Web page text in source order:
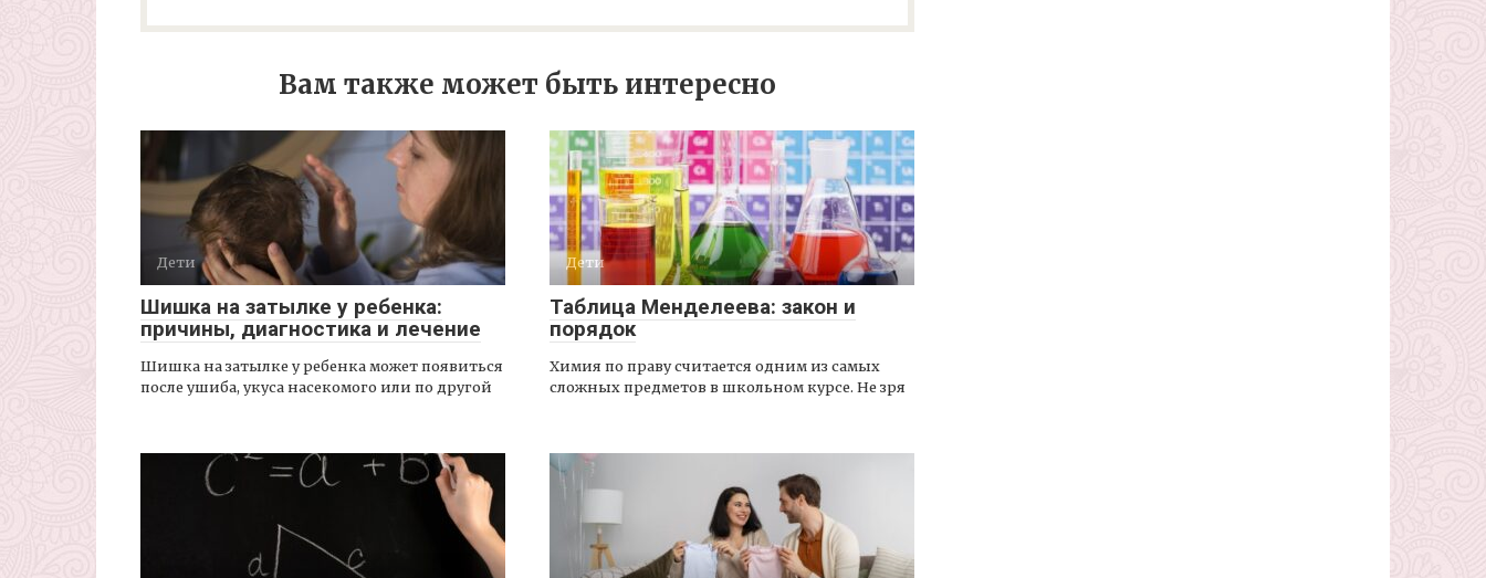
Вам также может быть интересно
Дети
Шишка на затылке у ребенка:
причины, диагностика и лечение
Шишка на затылке у ребенка может появиться
после ушиба, укуса насекомого или по другой
Дети
Таблица Менделеева: закон и
порядок
Химия по праву считается одним из самых
сложных предметов в школьном курсе. Не зря